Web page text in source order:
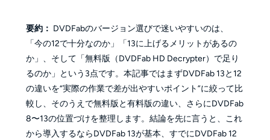
要約： DVDFabのバージョン選びで迷いやすいのは、
「今の12で十分なのか」「13に上げるメリットがあるの
か」、そして「無料版（DVDFab HD Decrypter）で足り
るのか」という3点です。本記事ではまずDVDFab 13と12
の違いを“実際の作業で差が出やすいポイント”に絞って比
較し、そのうえで無料版と有料版の違い、さらにDVDFab
8〜13の位置づけを整理します。結論を先に言うと、これ
から導入するならDVDFab 13が基本、すでにDVDFab 12